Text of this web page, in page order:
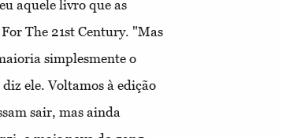
aquele livro que as
The 21st Century. "Mas
simplesmente o
ele. Voltamos à edição
sair, mas ainda